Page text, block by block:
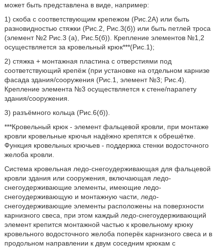
может быть представлена в виде, например:
1) скоба с соответствующим крепежом (Рис.2А) или быть
разновидностью стяжки (Рис.2, Рис.3(б)) или быть петлей троса
(элемент №2 Рис.3 (а), Рис.5(б)). Крепление элементов №1,2
осуществляется за кровельный крюк***(Рис.1);
2) стяжка + монтажная пластина с отверстиями под
соответствующий крепёж (при установке на отдельном карнизе
фасада здания/сооружения (Рис.1, элемент №3; Рис.4).
Крепление элемента №3 осуществляется к стене/парапету
здания/сооружения.
3) разъёмного кольца (Рис.6(б)).
***Кровельный крюк - элемент фальцевой кровли, при монтаже
кровли кровельные крючья надёжно крепятся к обрешётке.
Функция кровельных крючьев - поддержка стенки водосточного
желоба кровли.
Система кровельная ледо-снегоудерживающая для фальцевой
кровли здания или сооружения, включающая ледо-
снегоудерживающие элементы, имеющие ледо-
снегоудерживающую и монтажную части, ледо-
снегоудерживающие элементы расположены на поверхности
карнизного свеса, при этом каждый ледо-снегоудерживающий
элемент крепится монтажной частью к кровельному крюку
кровельного водосточного желоба поперёк карнизного свеса и в
продольном направлении к двум соседним крюкам с